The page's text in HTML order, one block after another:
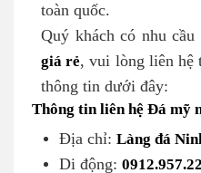
toàn quốc.
Quý khách có nhu cầu
giá rẻ, vui lòng liên hệ
thông tin dưới đây:
Thông tin liên hệ Đá mỹ
Địa chỉ: Làng đá
Di động: